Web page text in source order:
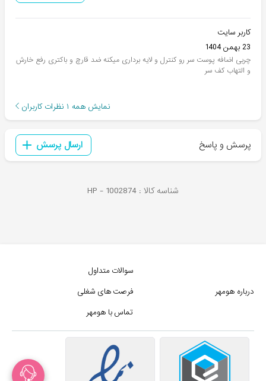
کاربر سایت
23 بهمن 1404
چربی اضافه پوست سر رو کنترل و لایه برداری میکنه ضد قارچ و باکتری رفع خارش
و التهاب کف سر
نمایش همه ۱ نظرات کاربران
پرسش و پاسخ ارسال پرسش
شناسه کالا : HP - 1002874
درباره هومهر
سوالات متداول
فرصت های شغلی
تماس با هومهر